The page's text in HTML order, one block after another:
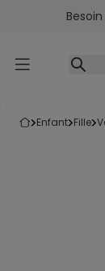
Accéder au
enfant fille